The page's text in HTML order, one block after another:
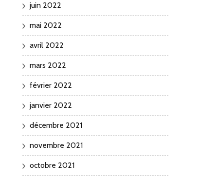
juin 2022
mai 2022
avril 2022
mars 2022
février 2022
janvier 2022
décembre 2021
novembre 2021
octobre 2021